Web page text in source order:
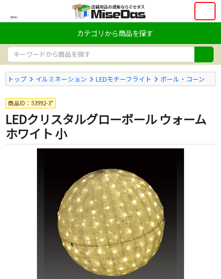
MENU
カテゴリから商品を探す
トップ イルミネーション LEDモチーフライト ボール・コーン
商品ID：53992-3*
LEDクリスタルグローボール ウォーム
ホワイト 小